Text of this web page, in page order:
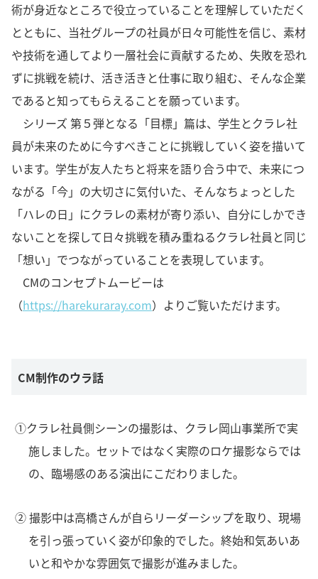
術が身近なところで役立っていることを理解していただく
とともに、当社グループの社員が日々可能性を信じ、素材
や技術を通してより一層社会に貢献するため、失敗を恐れ
ずに挑戦を続け、活き活きと仕事に取り組む、そんな企業
であると知ってもらえることを願っています。
シリーズ 第５弾となる「目標」篇は、学生とクラレ社
員が未来のために今すべきことに挑戦していく姿を描いて
います。学生が友人たちと将来を語り合う中で、未来につ
ながる「今」の大切さに気付いた、そんなちょっとした
「ハレの日」にクラレの素材が寄り添い、自分にしかでき
ないことを探して日々挑戦を積み重ねるクラレ社員と同じ
「想い」でつながっていることを表現しています。
CMのコンセプトムービーは
（https://harekuraray.com）よりご覧いただけます。
CM制作のウラ話
①クラレ社員側シーンの撮影は、クラレ岡山事業所で実
施しました。セットではなく実際のロケ撮影ならでは
の、臨場感のある演出にこだわりました。
② 撮影中は高橋さんが自らリーダーシップを取り、現場
を引っ張っていく姿が印象的でした。終始和気あいあ
いと和やかな雰囲気で撮影が進みました。